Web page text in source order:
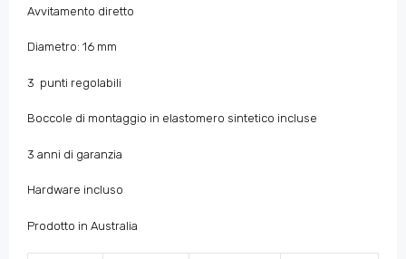
Avvitamento diretto
Diametro: 16 mm
3 punti regolabili
Boccole di montaggio in elastomero sintetico incluse
3 anni di garanzia
Hardware incluso
Prodotto in Australia